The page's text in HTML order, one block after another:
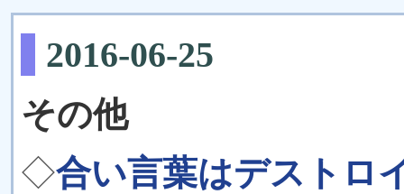
2016-06-25
その他
◇合い言葉はデストロ